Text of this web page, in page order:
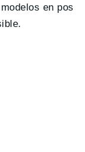
en pos